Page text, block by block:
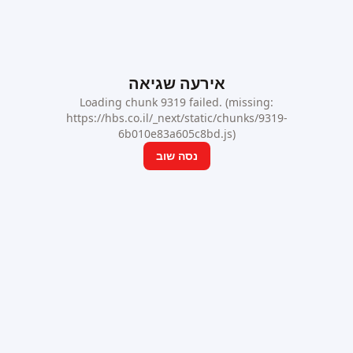
אירעה שגיאה
Loading chunk 9319 failed. (missing:
https://hbs.co.il/_next/static/chunks/9319-
6b010e83a605c8bd.js)